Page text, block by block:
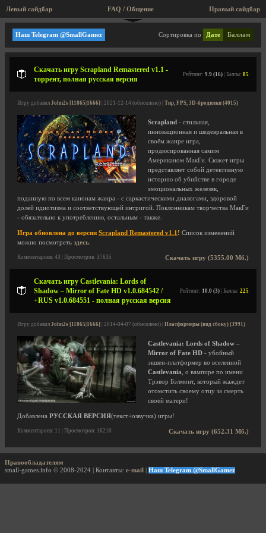
Левый сайдбар Правый сайдбар
FAQ / Общение
Mercury Steam
Сортировка по Дате Баллам
Наш Telegram @SmallGamez
Скачать игру Scrapland Remastered v1.1 -
торрент, полная русская версия
Рейтинг: 9.9 (16) | Баллы: 85
Игру добавил John2s [11865|1666] | 2021-12-14 (обновлено) | Тир, FPS, 3D-бродилки (4015)
Scrapland - стильная,
инновационная и шедевральная в
своём жанре игра,
продюсированная самим
Американом МакГи. Сюжет игры
представляет собой детективную
историю об убийстве в городе
эмоциональных железяк,
поданную по всем канонам жанра - с саркастическими диалогами, здоровой
долей идиотизма и соответствующей интригой. Поклонникам творчества МакГи
- обязательно к употреблению, остальным - также.
Игра обновлена до версии Scrapland Remastered v1.1 ! Список изменений
можно посмотреть здесь
Скачать игру (5355.00 Мб.)
Комментариев: 43 | Просмотров: 37635
Скачать игру Castlevania: Lords of
Shadow – Mirror of Fate HD v1.0.684542 /
+RUS v1.0.684551 - полная русская версия
Рейтинг: 10.0 (3) | Баллы: 225
Игру добавил John2s [11865|1666] | 2014-04-07 (обновлено) | Платформеры (вид сбоку) (3991)
Castlevania: Lords of Shadow –
Mirror of Fate HD - убойный
экшен-платформер во вселенной
Castlevania , о вампире по имени
Трэвор Бэлмонт, который жаждет
отомстить своему отцу за смерть
своей матери!
Добавлена РУССКАЯ ВЕРСИЯ(текст+озвучка) игры!
Скачать игру (652.31 Мб.)
Комментариев: 11 | Просмотров: 16210
Правообладателям
small-games.info © 2008-2024 | Контакты: e-mail Наш Telegram @SmallGamez